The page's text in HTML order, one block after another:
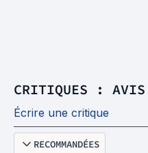
CRITIQUES :
Écrire une critique
RECOMMANDÉES